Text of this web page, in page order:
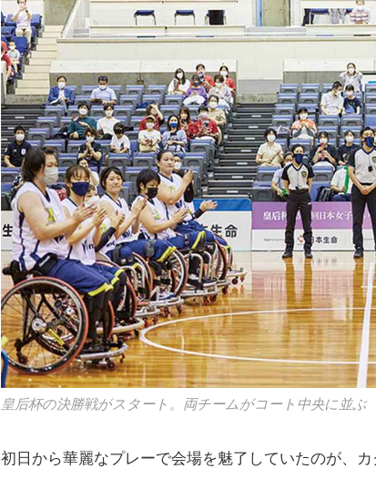
皇后杯の決勝戦がスタート。両チームがコート中央に並ぶ
初日から華麗なプレーで会場を魅了していたのが、